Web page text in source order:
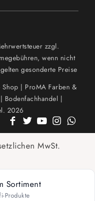
zzgl.
wenn nicht
gesonderte Preise
| ProMA Farben &
Bodenfachhandel |
2026
MwSt.
Sortiment
Produkte